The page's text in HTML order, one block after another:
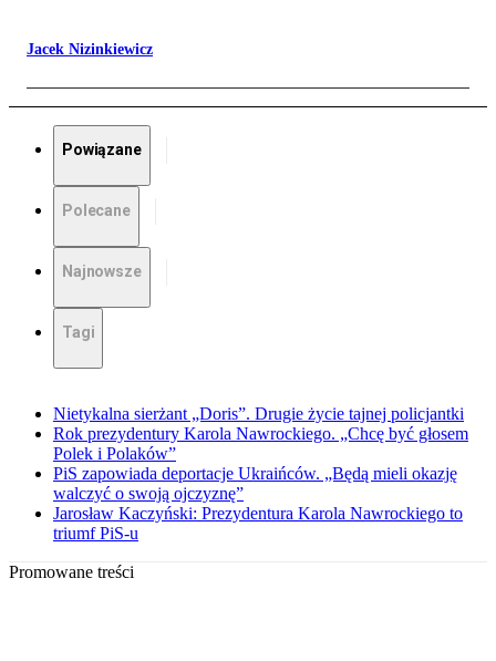
Jacek Nizinkiewicz
Powiązane
Polecane
Najnowsze
Tagi
Nietykalna sierżant „Doris”. Drugie życie tajnej policjantki
Rok prezydentury Karola Nawrockiego. „Chcę być głosem
Polek i Polaków”
PiS zapowiada deportacje Ukraińców. „Będą mieli okazję
walczyć o swoją ojczyznę”
Jarosław Kaczyński: Prezydentura Karola Nawrockiego to
triumf PiS-u
Promowane treści